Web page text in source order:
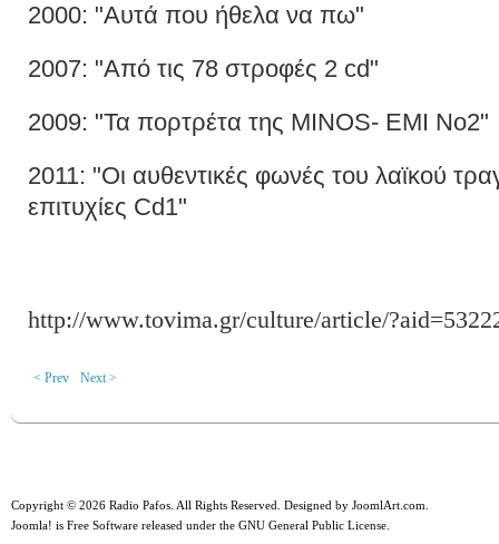
2000: "Αυτά που ήθελα να πω"
2007: "Από τις 78 στροφές 2 cd"
2009: "Τα πορτρέτα της MINOS- EMI No2"
2011: "Οι αυθεντικές φωνές του λαϊκού
επιτυχίες Cd1"
http://www.tovima.gr/culture/article/
< Prev Next >
Copyright © 2026 Radio Pafos. All Rights Reserved. Designed by JoomlArt.com
Joomla! is Free Software released under the GNU General Public License.